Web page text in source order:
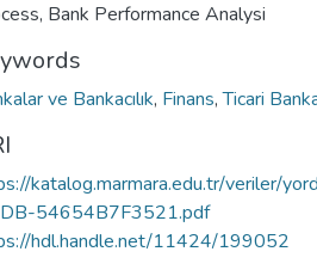
Bank Performance Analysi
ve Bankacılık, Finans,Ticari
katalog.marmara.edu.tr/veriler/
54654B7F3521.pdf
hdl.handle.net/11424/199052